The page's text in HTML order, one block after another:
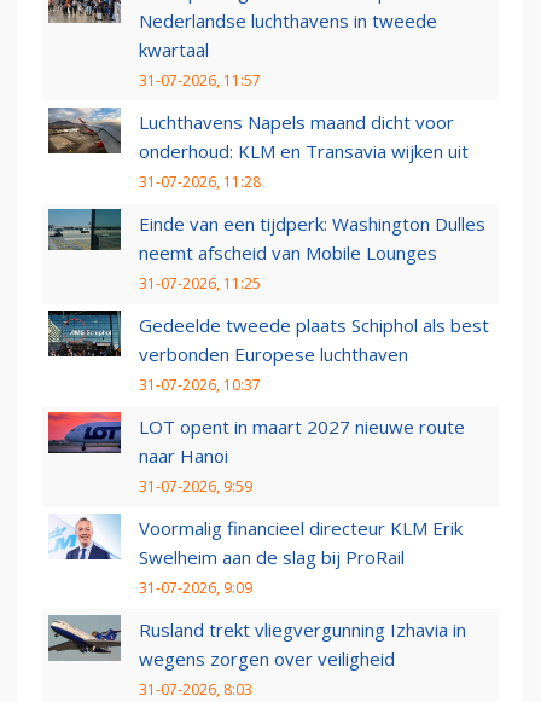
Nederlandse luchthavens in tweede
kwartaal
31-07-2026, 11:57
Luchthavens Napels maand dicht voor
onderhoud: KLM en Transavia wijken uit
31-07-2026, 11:28
Einde van een tijdperk: Washington Dulles
neemt afscheid van Mobile Lounges
31-07-2026, 11:25
Gedeelde tweede plaats Schiphol als best
verbonden Europese luchthaven
31-07-2026, 10:37
LOT opent in maart 2027 nieuwe route
naar Hanoi
31-07-2026, 9:59
Voormalig financieel directeur KLM Erik
Swelheim aan de slag bij ProRail
31-07-2026, 9:09
Rusland trekt vliegvergunning Izhavia in
wegens zorgen over veiligheid
31-07-2026, 8:03